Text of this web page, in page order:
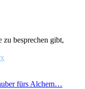
zu besprechen gibt,
fürs Alchem…